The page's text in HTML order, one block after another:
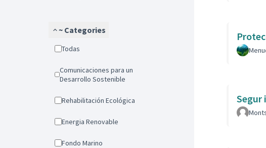
~ Categories
Todas
Comunicaciones para un
Desarrollo Sostenible
Rehabilitación Ecológica
Energia Renovable
Fondo Marino
Segur